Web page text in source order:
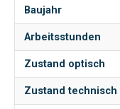
Baujahr
Arbeitsstunden
Zustand optisch
Zustand technisch